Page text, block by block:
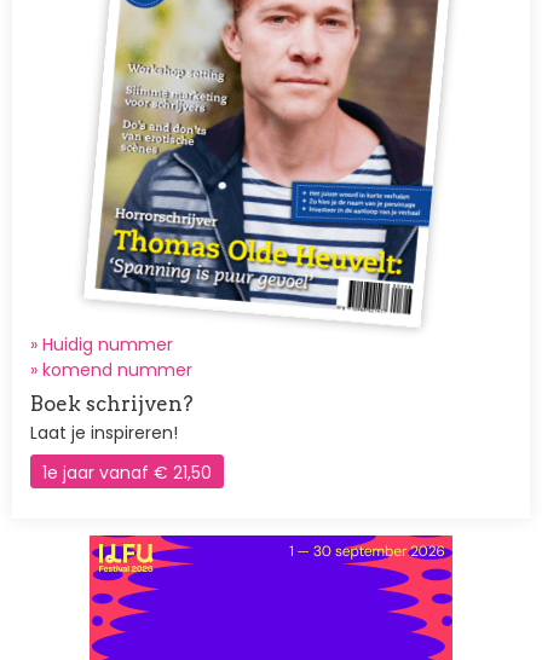
» Huidig nummer
» komend nummer
Boek schrijven?
Laat je inspireren!
1e jaar vanaf € 21,50